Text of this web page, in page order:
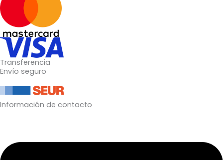
Transferencia
Envío seguro
Información de contacto